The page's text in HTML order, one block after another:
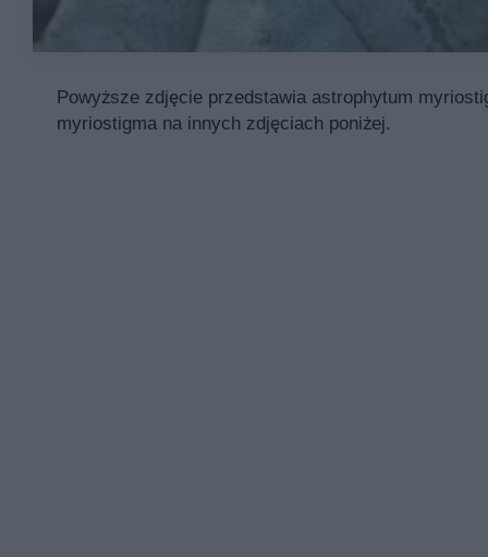
Powyższe zdjęcie przedstawia astrophytum
myriostigma na innych zdjęciach poniżej.